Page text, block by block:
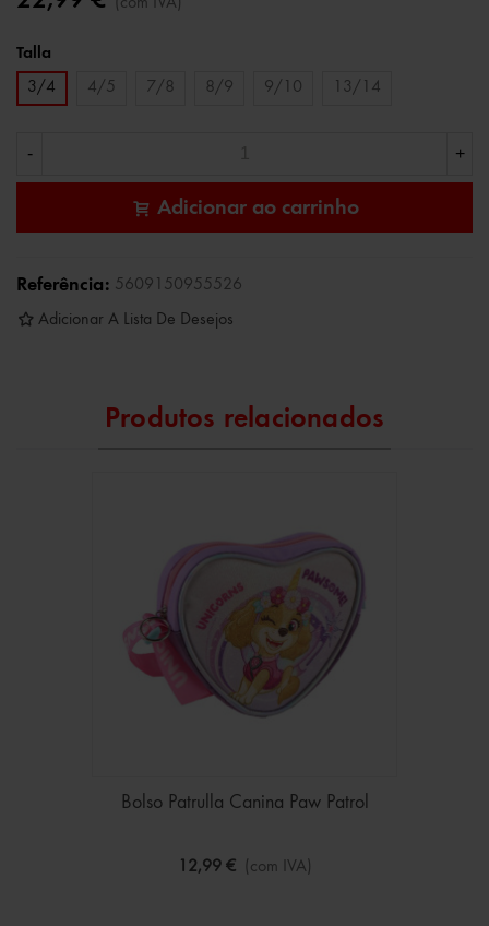
Talla
3/4
4/5 7/8 8/9 9/10 13/14
- +
Adicionar ao carrinho
Referência: 5609150955526
Adicionar A Lista De Desejos
Produtos relacionados
Bolso Patrulla Canina Paw Patrol
12,99 € (com IVA)